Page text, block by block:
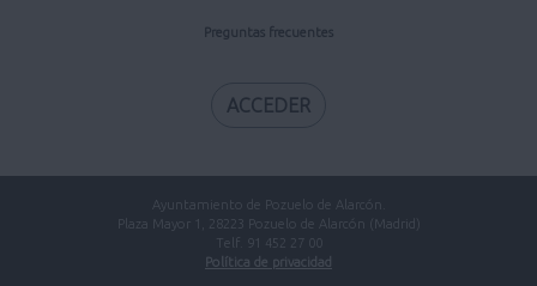
Preguntas frecuentes
ACCEDER
Ayuntamiento de Pozuelo de Alarcón.
Plaza Mayor 1, 28223 Pozuelo de Alarcón (Madrid)
Telf. 91 452 27 00
Política de privacidad